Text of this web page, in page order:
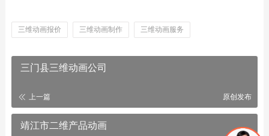
三维动画报价 三维动画制作 三维动画服务
三门县三维动画公司
上一篇 原创发布
靖江市二维产品动画